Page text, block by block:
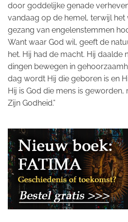
door goddelijke genade
vandaag op de hemel, terwijl het
gezang van engelenstemmen
Want waar God wil, geeft de
het. Hij had de macht. Hij daalde
dingen bewegen in
dag wordt Hij die geboren is en
Hij is God die mens is geworden,
Zijn Godheid.”